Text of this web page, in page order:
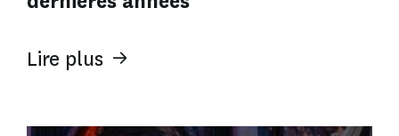
Lire plus